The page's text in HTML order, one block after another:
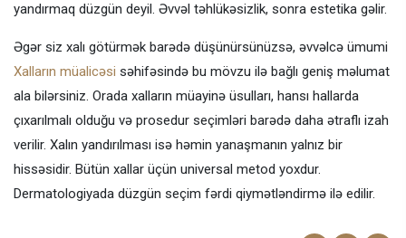
yandırmaq düzgün deyil. Əvvəl təhlükəsizlik, sonra estetika gəlir.
Əgər siz xalı götürmək barədə düşünürsünüzsə, əvvəlcə ümumi
Xalların müalicəsi səhifəsində bu mövzu ilə bağlı geniş məlumat
ala bilərsiniz. Orada xalların müayinə üsulları, hansı hallarda
çıxarılmalı olduğu və prosedur seçimləri barədə daha ətraflı izah
verilir. Xalın yandırılması isə həmin yanaşmanın yalnız bir
hissəsidir. Bütün xallar üçün universal metod yoxdur.
Dermatologiyada düzgün seçim fərdi qiymətləndirmə ilə edilir.